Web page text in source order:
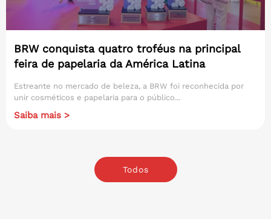
BRW conquista quatro troféus na principal
feira de papelaria da América Latina
Estreante no mercado de beleza, a BRW foi reconhecida por
unir cosméticos e papelaria para o público...
Saiba mais >
Todos